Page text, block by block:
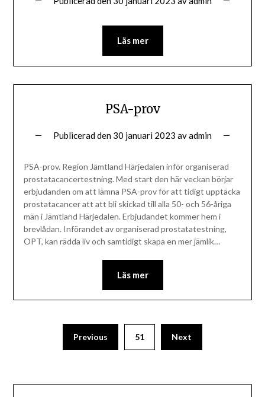
Läs mer
PSA-prov
Publicerad den 30 januari 2023 avadmin
PSA-prov. Region Jämtland Härjedalen inför organiserad
prostatacancertestning. Med start den här veckan börjar
erbjudanden om att lämna PSA-prov för att tidigt upptäcka
prostatacancer att att bli skickad till alla 50- och 56-åriga
män i Jämtland Härjedalen. Erbjudandet kommer hem i
brevlådan. Införandet av organiserad prostatatestning,
OPT, kan rädda liv och samtidigt skapa en mer jämlik…
Läs mer
Previous 51 Next